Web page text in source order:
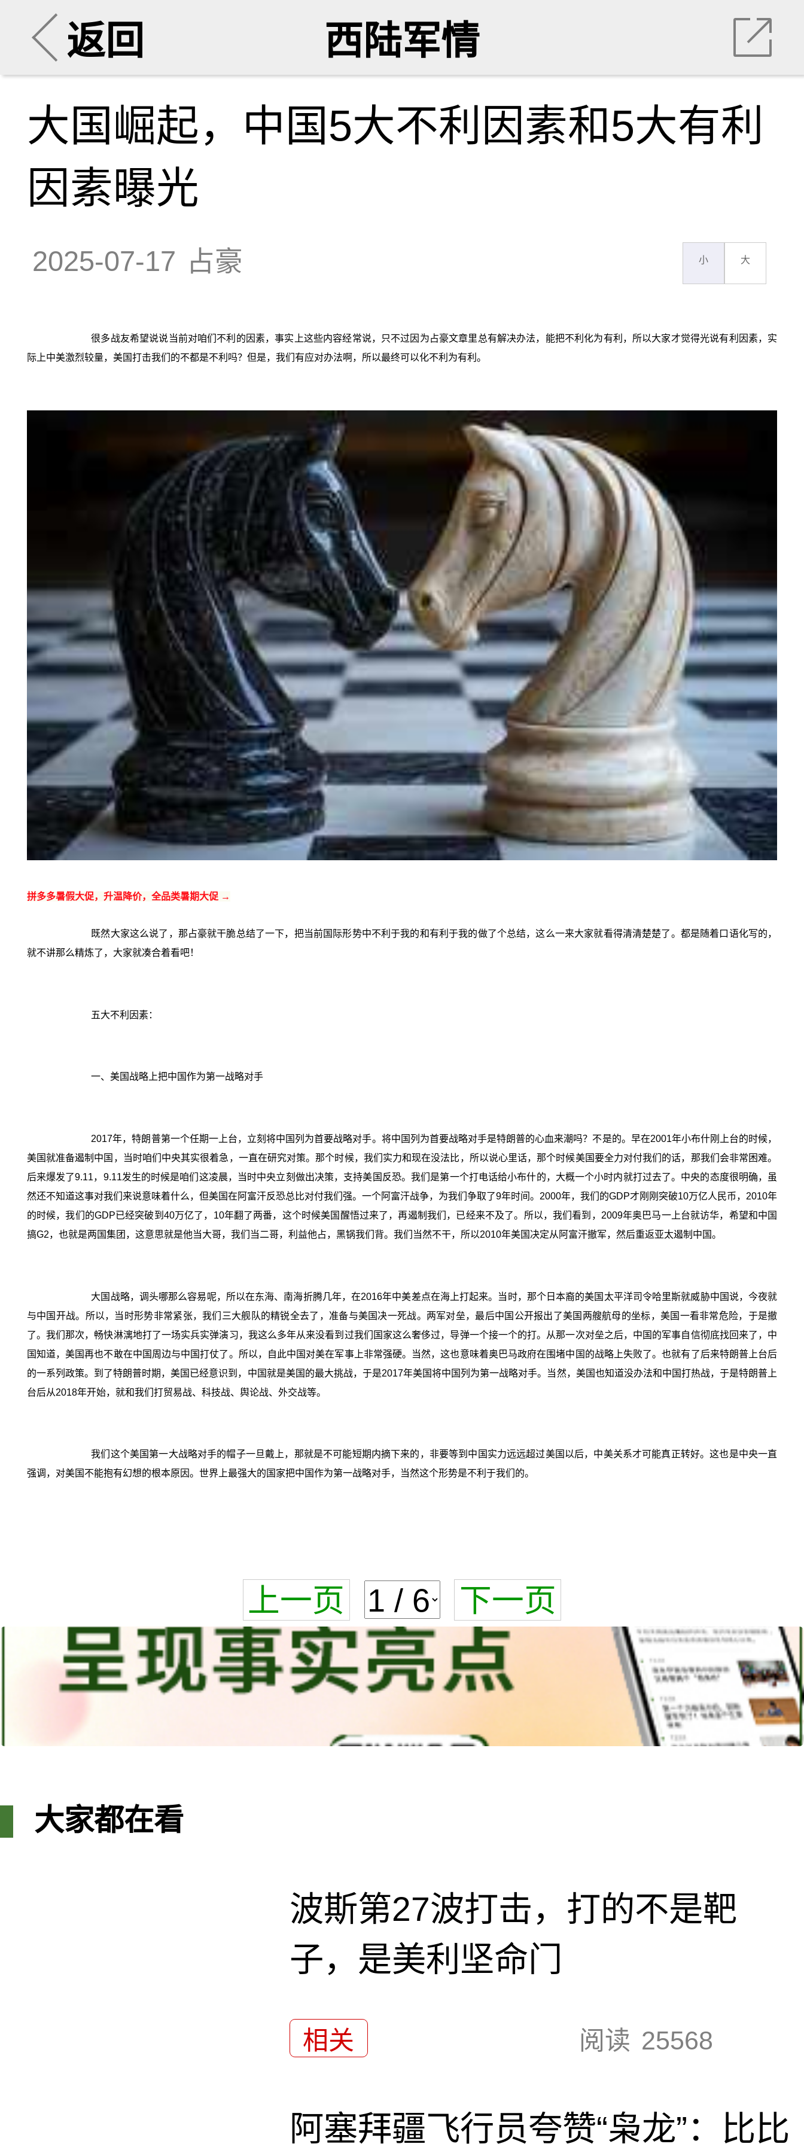
返回 西陆军情
大国崛起，中国5大不利因素和5大有利
因素曝光
2025-07-17 占豪 小 大
很多战友希望说说当前对咱们不利的因素，事实上这些内容经常说，只不过因为占豪文章里总有解决办法，能把不利化为有利，所以大家才觉得光说有利因素，实
际上中美激烈较量，美国打击我们的不都是不利吗？但是，我们有应对办法啊，所以最终可以化不利为有利。
拼多多暑假大促，升温降价，全品类暑期大促 →
既然大家这么说了，那占豪就干脆总结了一下，把当前国际形势中不利于我的和有利于我的做了个总结，这么一来大家就看得清清楚楚了。都是随着口语化写的，
就不讲那么精炼了，大家就凑合着看吧！
五大不利因素：
一、美国战略上把中国作为第一战略对手
2017年，特朗普第一个任期一上台，立刻将中国列为首要战略对手。将中国列为首要战略对手是特朗普的心血来潮吗？不是的。早在2001年小布什刚上台的时候，
美国就准备遏制中国，当时咱们中央其实很着急，一直在研究对策。那个时候，我们实力和现在没法比，所以说心里话，那个时候美国要全力对付我们的话，那我们会非常困难。
后来爆发了9.11，9.11发生的时候是咱们这凌晨，当时中央立刻做出决策，支持美国反恐。我们是第一个打电话给小布什的，大概一个小时内就打过去了。中央的态度很明确，虽
然还不知道这事对我们来说意味着什么，但美国在阿富汗反恐总比对付我们强。一个阿富汗战争，为我们争取了9年时间。2000年，我们的GDP才刚刚突破10万亿人民币，2010年
的时候，我们的GDP已经突破到40万亿了，10年翻了两番，这个时候美国醒悟过来了，再遏制我们，已经来不及了。所以，我们看到，2009年奥巴马一上台就访华，希望和中国
搞G2，也就是两国集团，这意思就是他当大哥，我们当二哥，利益他占，黑锅我们背。我们当然不干，所以2010年美国决定从阿富汗撤军，然后重返亚太遏制中国。
大国战略，调头哪那么容易呢，所以在东海、南海折腾几年，在2016年中美差点在海上打起来。当时，那个日本裔的美国太平洋司令哈里斯就威胁中国说，今夜就
与中国开战。所以，当时形势非常紧张，我们三大舰队的精锐全去了，准备与美国决一死战。两军对垒，最后中国公开报出了美国两艘航母的坐标，美国一看非常危险，于是撤
了。我们那次，畅快淋漓地打了一场实兵实弹演习，我这么多年从来没看到过我们国家这么奢侈过，导弹一个接一个的打。从那一次对垒之后，中国的军事自信彻底找回来了，中
国知道，美国再也不敢在中国周边与中国打仗了。所以，自此中国对美在军事上非常强硬。当然，这也意味着奥巴马政府在围堵中国的战略上失败了。也就有了后来特朗普上台后
的一系列政策。到了特朗普时期，美国已经意识到，中国就是美国的最大挑战，于是2017年美国将中国列为第一战略对手。当然，美国也知道没办法和中国打热战，于是特朗普上
台后从2018年开始，就和我们打贸易战、科技战、舆论战、外交战等。
我们这个美国第一大战略对手的帽子一旦戴上，那就是不可能短期内摘下来的，非要等到中国实力远远超过美国以后，中美关系才可能真正转好。这也是中央一直
强调，对美国不能抱有幻想的根本原因。世界上最强大的国家把中国作为第一战略对手，当然这个形势是不利于我们的。
上一页 下一页
大家都在看
波斯第27波打击，打的不是靶
子，是美利坚命门
相关 阅读 25568
阿塞拜疆飞行员夸赞“枭龙”：比比